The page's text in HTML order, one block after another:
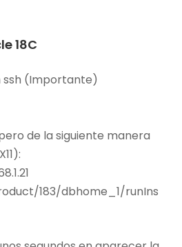
18C
ssh (Importante)
de la siguiente manera
183/dbhome_1/runIns